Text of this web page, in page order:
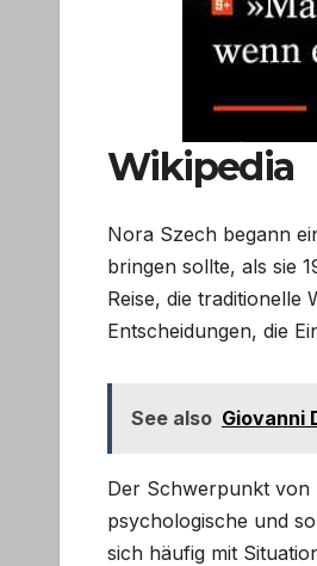
Wikipedia
Nora Szech begann
bringen sollte, als sie
Reise, die traditionelle
Entscheidungen, die
See also Giovanni
Der Schwerpunkt von
psychologische und
sich häufig mit